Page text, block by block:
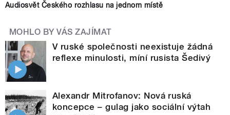
Audiosvět Českého rozhlasu na jednom místě
MOHLO BY VÁS ZAJÍMAT
V ruské společnosti neexistuje žádná
reflexe minulosti, míní rusista Šedivý
Alexandr Mitrofanov: Nová ruská
koncepce – gulag jako sociální výtah